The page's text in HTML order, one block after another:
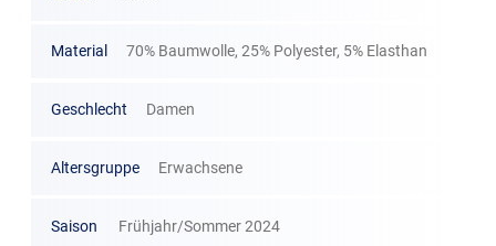
Material 70% Baumwolle, 25% Polyester, 5% Elasthan
Geschlecht Damen
Altersgruppe Erwachsene
Saison Frühjahr/Sommer 2024